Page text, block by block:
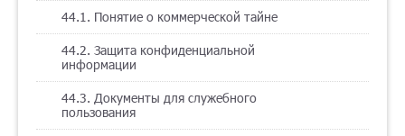
44.1. Понятие о коммерческой тайне
44.2. Защита конфиденциальной
информации
44.3. Документы для служебного
пользования